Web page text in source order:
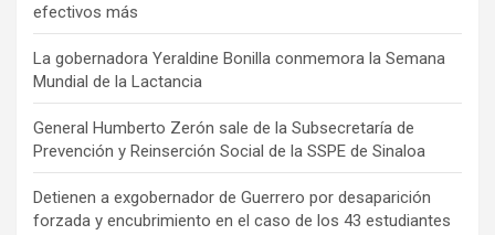
efectivos más
La gobernadora Yeraldine Bonilla conmemora la Semana
Mundial de la Lactancia
General Humberto Zerón sale de la Subsecretaría de
Prevención y Reinserción Social de la SSPE de Sinaloa
Detienen a exgobernador de Guerrero por desaparición
forzada y encubrimiento en el caso de los 43 estudiantes